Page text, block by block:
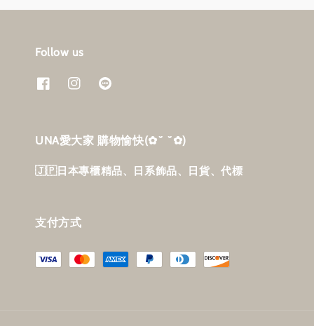
Follow us
UNA愛大家 購物愉快‎(✿˘ ˘✿)
🇯🇵日本專櫃精品、日系飾品、日貨、代標
支付方式